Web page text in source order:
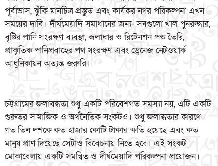
পূর্বাভাস, ঝুঁকি মানচিত্র প্রস্তুত এবং কার্যকর নগর পরিকল্পনা এখন
সময়ের দাবি। দীর্ঘমেয়াদি সমাধানের জন্য- সবগুলো খাল পুনরুদ্ধার,
বৃষ্টির পানি সংরক্ষণ ব্যবস্থা, জলাধার ও রিটেনশন পন্ড তৈরি,
প্রাকৃতিক পানিপ্রবাহের পথ সংরক্ষণ এবং ড্রেনেজ নেটওয়ার্ক
আধুনিকায়ন অত্যন্ত জরুরি।
চট্টগ্রামের জলাবদ্ধতা শুধু একটি পরিবেশগত সমস্যা নয়, এটি একটি
গুরুতর সামাজিক ও অর্থনৈতিক সংকটও। শুধু জলাব্ধতার কারণে
গত তিন দশকে কত হাজার কোটি টাকার ক্ষতি হয়েছে এবং কত
মানুষ প্রাণ দিয়েছে সেটাও বিবেচনায় নিতে হবে। এই সংকট
মোকাবেলায় একটি সমন্বিত ও দীর্ঘমেয়াদি পরিকল্পনা প্রয়োজন।